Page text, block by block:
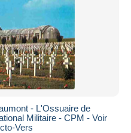
- L'Ossuaire de
Militaire - CPM - Voir
Vers